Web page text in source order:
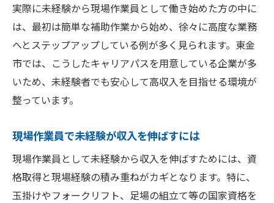
実際に未経験から現場作業員として働き始めた方の中に
は、最初は簡単な補助作業から始め、徐々に高度な業務
へとステップアップしている例が多く見られます。東金
市では、こうしたキャリアパスを用意している企業が多
いため、未経験者でも安心して高収入を目指せる環境が
整っています。
現場作業員で未経験が収入を伸ばすには
現場作業員として未経験から収入を伸ばすためには、資
格取得と現場経験の積み重ねがカギとなります。特に、
玉掛けやフォークリフト、足場の組立て等の国家資格を